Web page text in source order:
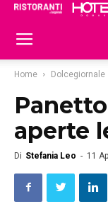
Home Dolcegiornale
aperte
Di Stefania Leo - 11